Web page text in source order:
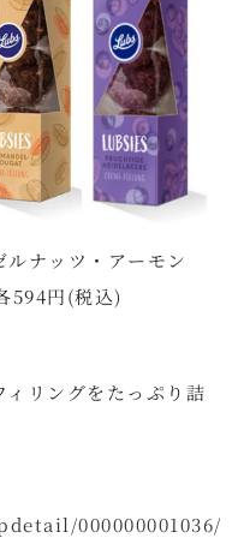
ナッツ・アーモン
594円(税込)
リングをたっぷり詰
000000001036/